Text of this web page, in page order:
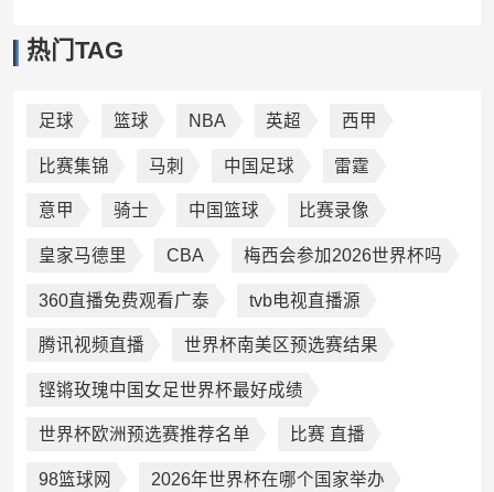
热门TAG
足球 篮球 NBA 英超 西甲
比赛集锦 马刺 中国足球 雷霆
意甲 骑士 中国篮球 比赛录像
皇家马德里 CBA 梅西会参加2026世界杯吗
360直播免费观看广泰 tvb电视直播源
腾讯视频直播 世界杯南美区预选赛结果
铿锵玫瑰中国女足世界杯最好成绩
世界杯欧洲预选赛推荐名单 比赛 直播
98篮球网 2026年世界杯在哪个国家举办